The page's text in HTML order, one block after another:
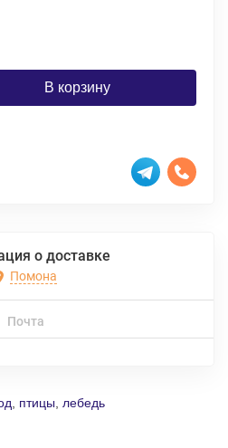
В корзину
о доставке
Помона
Почта
птицы лебедь